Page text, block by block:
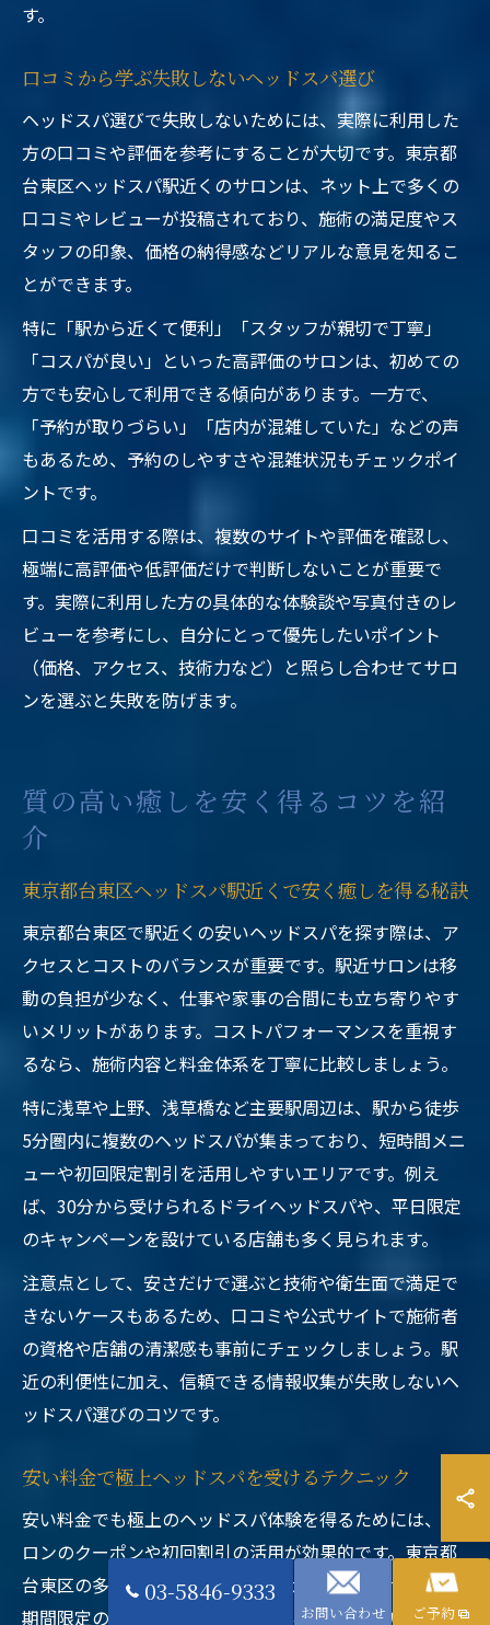
す。
口コミから学ぶ失敗しないヘッドスパ選び
ヘッドスパ選びで失敗しないためには、実際に利用した
方の口コミや評価を参考にすることが大切です。東京都
台東区ヘッドスパ駅近くのサロンは、ネット上で多くの
口コミやレビューが投稿されており、施術の満足度やス
タッフの印象、価格の納得感などリアルな意見を知るこ
とができます。
特に「駅から近くて便利」「スタッフが親切で丁寧」
「コスパが良い」といった高評価のサロンは、初めての
方でも安心して利用できる傾向があります。一方で、
「予約が取りづらい」「店内が混雑していた」などの声
もあるため、予約のしやすさや混雑状況もチェックポイ
ントです。
口コミを活用する際は、複数のサイトや評価を確認し、
極端に高評価や低評価だけで判断しないことが重要で
す。実際に利用した方の具体的な体験談や写真付きのレ
ビューを参考にし、自分にとって優先したいポイント
（価格、アクセス、技術力など）と照らし合わせてサロ
ンを選ぶと失敗を防げます。
質の高い癒しを安く得るコツを紹
介
東京都台東区ヘッドスパ駅近くで安く癒しを得る秘訣
東京都台東区で駅近くの安いヘッドスパを探す際は、ア
クセスとコストのバランスが重要です。駅近サロンは移
動の負担が少なく、仕事や家事の合間にも立ち寄りやす
いメリットがあります。コストパフォーマンスを重視す
るなら、施術内容と料金体系を丁寧に比較しましょう。
特に浅草や上野、浅草橋など主要駅周辺は、駅から徒歩
5分圏内に複数のヘッドスパが集まっており、短時間メニ
ューや初回限定割引を活用しやすいエリアです。例え
ば、30分から受けられるドライヘッドスパや、平日限定
のキャンペーンを設けている店舗も多く見られます。
注意点として、安さだけで選ぶと技術や衛生面で満足で
きないケースもあるため、口コミや公式サイトで施術者
の資格や店舗の清潔感も事前にチェックしましょう。駅
近の利便性に加え、信頼できる情報収集が失敗しないヘ
ッドスパ選びのコツです。
安い料金で極上ヘッドスパを受けるテクニック
安い料金でも極上のヘッドスパ体験を得るためには、サ
ロンのクーポンや初回割引の活用が効果的です。東京都
台東区の多くのサロンでは、公式サイトや予約サイトで
期間限定のクーポンが配布されていることが多いため、
03-5846-9333
お問い合わせ ご予約